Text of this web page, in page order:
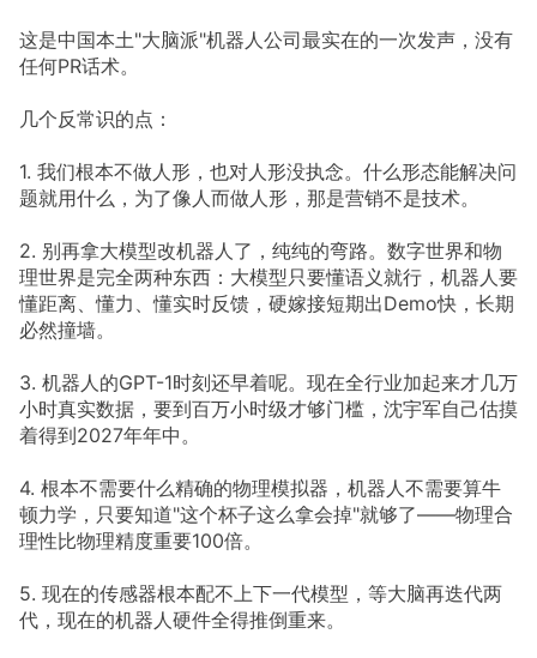
这是中国本土"大脑派"机器人公司最实在的一次发声，没有
任何PR话术。
几个反常识的点：
1. 我们根本不做人形，也对人形没执念。什么形态能解决问
题就用什么，为了像人而做人形，那是营销不是技术。
2. 别再拿大模型改机器人了，纯纯的弯路。数字世界和物
理世界是完全两种东西：大模型只要懂语义就行，机器人要
懂距离、懂力、懂实时反馈，硬嫁接短期出Demo快，长期
必然撞墙。
3. 机器人的GPT-1时刻还早着呢。现在全行业加起来才几万
小时真实数据，要到百万小时级才够门槛，沈宇军自己估摸
着得到2027年年中。
4. 根本不需要什么精确的物理模拟器，机器人不需要算牛
顿力学，只要知道"这个杯子这么拿会掉"就够了——物理合
理性比物理精度重要100倍。
5. 现在的传感器根本配不上下一代模型，等大脑再迭代两
代，现在的机器人硬件全得推倒重来。